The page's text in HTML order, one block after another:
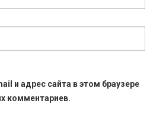
и адрес сайта в этом браузере
комментариев.